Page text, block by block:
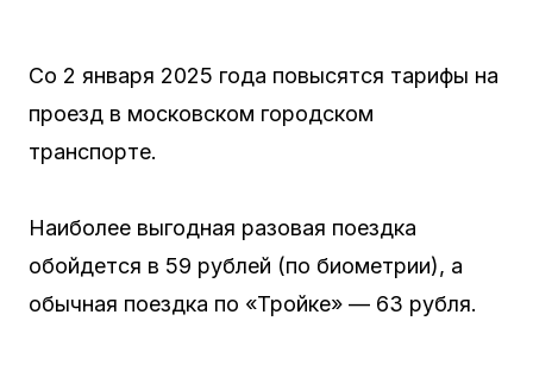
Со 2 января 2025 года повысятся тарифы на
проезд в московском городском
транспорте.
Наиболее выгодная разовая поездка
обойдется в 59 рублей (по биометрии), а
обычная поездка по «Тройке» — 63 рубля.